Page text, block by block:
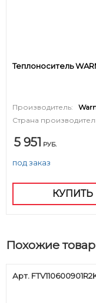
Теплоноситель
Производитель:
Страна
5 951 РУБ.
под заказ
КУПИТЬ
Похожие
Арт.